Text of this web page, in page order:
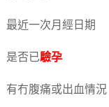
最近一次月經日期
是否已驗孕
有冇腹痛或出血情況